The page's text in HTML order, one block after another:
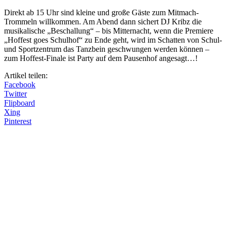
Direkt ab 15 Uhr sind kleine und große Gäste zum Mitmach-
Trommeln willkommen. Am Abend dann sichert DJ Kribz die
musikalische „Beschallung“ – bis Mitternacht, wenn die Premiere
„Hoffest goes Schulhof“ zu Ende geht, wird im Schatten von Schul-
und Sportzentrum das Tanzbein geschwungen werden können –
zum Hoffest-Finale ist Party auf dem Pausenhof angesagt…!
Artikel teilen:
Facebook
Twitter
Flipboard
Xing
Pinterest